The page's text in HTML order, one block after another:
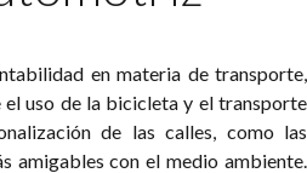
en materia de transporte,
uso de la bicicleta y el transporte
de las calles, como las
amigables con el medio ambiente.